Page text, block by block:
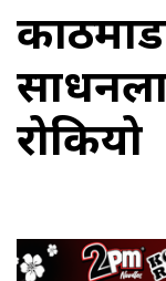
रोकियो